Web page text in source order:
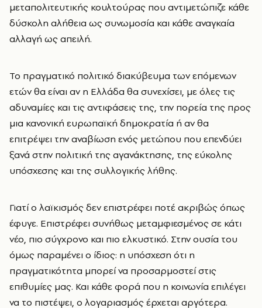
μεταπολιτευτικής κουλτούρας που αντιμετώπιζε κάθε
δύσκολη αλήθεια ως συνωμοσία και κάθε αναγκαία
αλλαγή ως απειλή.
Το πραγματικό πολιτικό διακύβευμα των επόμενων
ετών θα είναι αν η Ελλάδα θα συνεχίσει, με όλες τις
αδυναμίες και τις αντιφάσεις της, την πορεία της προς
μια κανονική ευρωπαϊκή δημοκρατία ή αν θα
επιτρέψει την αναβίωση ενός μετώπου που επενδύει
ξανά στην πολιτική της αγανάκτησης, της εύκολης
υπόσχεσης και της συλλογικής λήθης.
Γιατί ο λαϊκισμός δεν επιστρέφει ποτέ ακριβώς όπως
έφυγε. Επιστρέφει συνήθως μεταμφιεσμένος σε κάτι
νέο, πιο σύγχρονο και πιο ελκυστικό. Στην ουσία του
όμως παραμένει ο ίδιος: η υπόσχεση ότι η
πραγματικότητα μπορεί να προσαρμοστεί στις
επιθυμίες μας. Και κάθε φορά που η κοινωνία επιλέγει
να το πιστέψει, ο λογαριασμός έρχεται αργότερα.